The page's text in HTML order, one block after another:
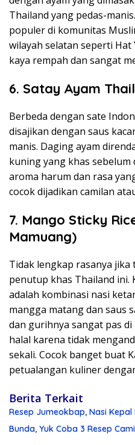
Thailand yang pedas-
populer di komunitas
wilayah selatan seperti Hat
kaya rempah dan sangat
6. Satay Ayam
Berbeda dengan sate
disajikan dengan saus
manis. Daging ayam
kuning yang khas
aroma harum dan rasa
cocok dijadikan camilan
7. Mango Sticky
Mamuang)
Tidak lengkap rasanya jika
penutup khas Thailand ini.
adalah kombinasi nasi
mangga matang dan saus
dan gurihnya sangat pas
halal karena tidak
sekali. Cocok banget buat
petualangan kuliner
Berita Terkait
Resep Jumeokbap, Nasi
Bunda, Yuk Coba 3 Resep